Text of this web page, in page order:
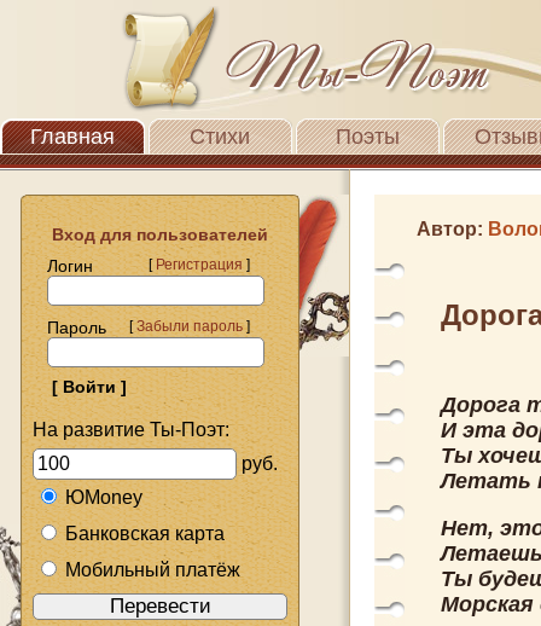
Главная Стихи Поэты
Вход для пользователей
Логин
[Регистрация]
Пароль [Забыли пароль]
На развитие Ты-Поэт:
руб.
ЮMoney
Банковская карта
Мобильный платёж
Автор:
Дорога
И эта
Ты
Летать
Нет,
Ты
Морская